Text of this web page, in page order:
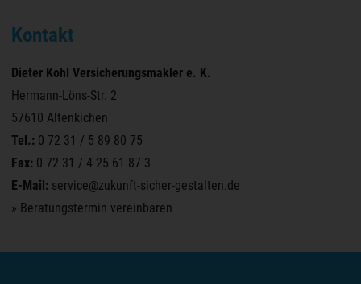
Kontakt
Dieter Kohl Versicherungsmakler e. K.
Hermann-Löns-Str. 2
57610 Altenkichen
Tel.: 0 72 31 / 5 89 80 75
Fax: 0 72 31 / 4 25 61 87 3
E-Mail: service@zukunft-sicher-gestalten.de
» Beratungstermin vereinbaren